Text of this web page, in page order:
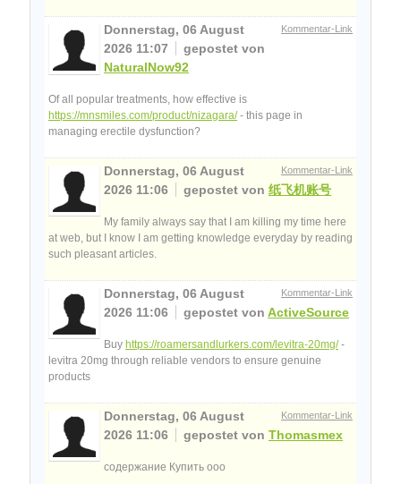
Kommentar-Link
Donnerstag, 06 August
2026 11:07
gepostet von
NaturalNow92
Of all popular treatments, how effective is
https://mnsmiles.com/product/nizagara/- this page in
managing erectile dysfunction?
Kommentar-Link
Donnerstag, 06 August
2026 11:06
gepostet von 纸飞机账号
My family always say that I am killing my time here
at web, but I know I am getting knowledge everyday by reading
such pleasant articles.
Kommentar-Link
Donnerstag, 06 August
2026 11:06
gepostet von ActiveSource
Buy https://roamersandlurkers.com/levitra-20mg/-
levitra 20mg through reliable vendors to ensure genuine
products
Kommentar-Link
Donnerstag, 06 August
2026 11:06
gepostet von Thomasmex
содержание Купить ооо